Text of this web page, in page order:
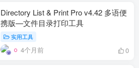
Directory List & Print Pro v4.42 多语便
携版—文件目录打印工具
实用工具
4个月前 0